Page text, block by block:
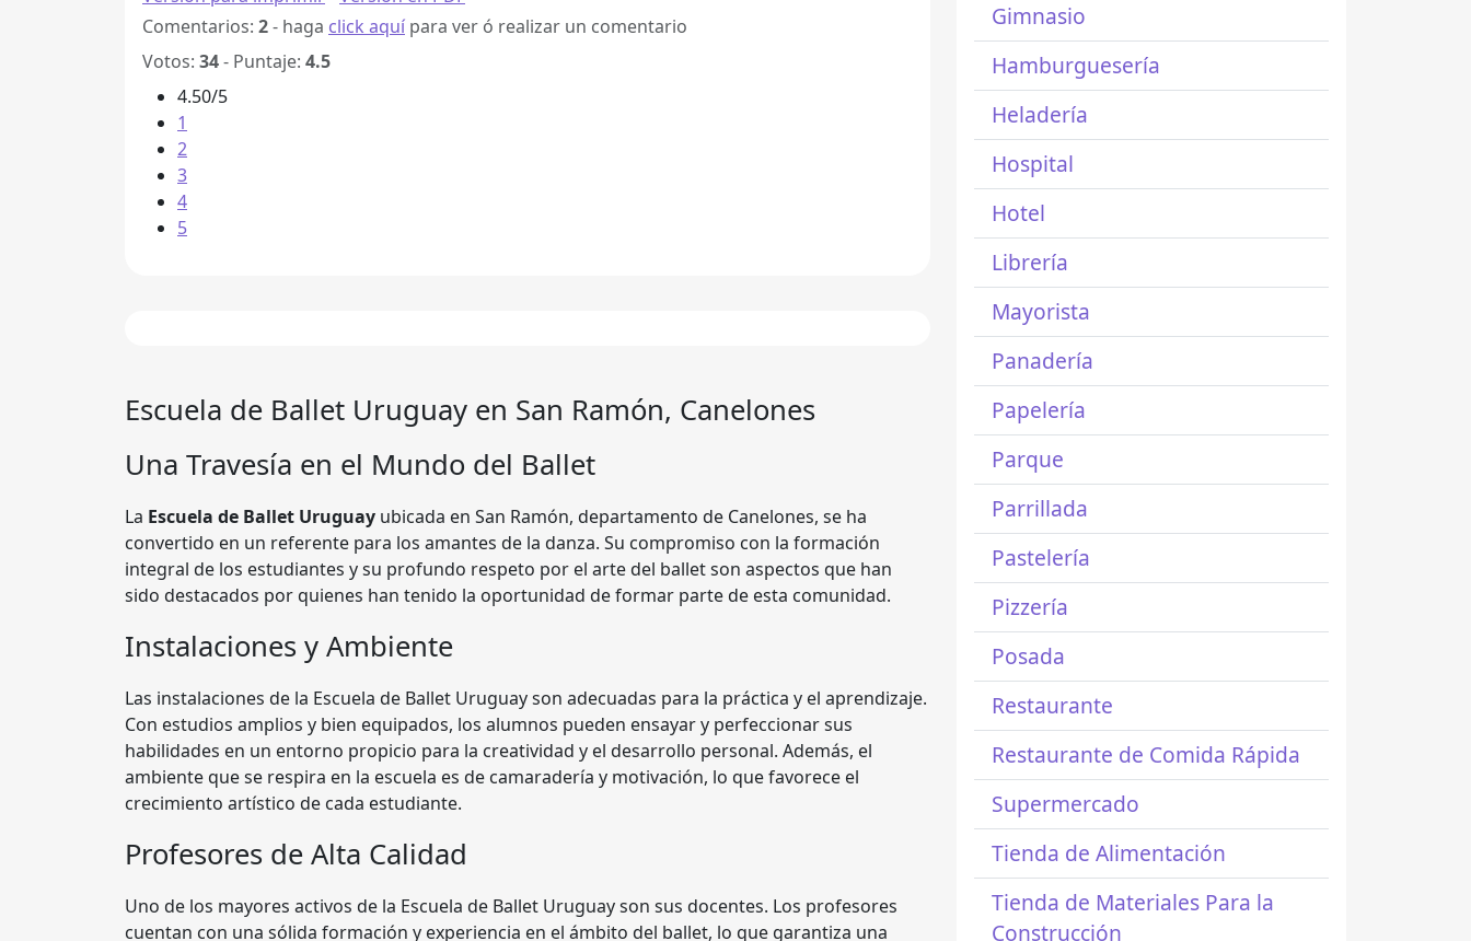
Comentarios: 2- haga click aquí para ver ó realizar un comentario
Votos: 34- Puntaje: 4.5
4.50/5
1
2
3
4
5
Escuela de Ballet Uruguay en San Ramón, Canelones
Una Travesía en el Mundo del Ballet
La Escuela de Ballet Uruguay ubicada en San Ramón, departamento de Canelones, se ha
convertido en un referente para los amantes de la danza. Su compromiso con la formación
integral de los estudiantes y su profundo respeto por el arte del ballet son aspectos que han
sido destacados por quienes han tenido la oportunidad de formar parte de esta comunidad.
Instalaciones y Ambiente
Las instalaciones de la Escuela de Ballet Uruguay son adecuadas para la práctica y el aprendizaje.
Con estudios amplios y bien equipados, los alumnos pueden ensayar y perfeccionar sus
habilidades en un entorno propicio para la creatividad y el desarrollo personal. Además, el
ambiente que se respira en la escuela es de camaradería y motivación, lo que favorece el
crecimiento artístico de cada estudiante.
Profesores de Alta Calidad
Uno de los mayores activos de la Escuela de Ballet Uruguay son sus docentes. Los profesores
cuentan con una sólida formación y experiencia en el ámbito del ballet, lo que garantiza una
Gimnasio
Hamburguesería
Heladería
Hospital
Hotel
Librería
Mayorista
Panadería
Papelería
Parque
Parrillada
Pastelería
Pizzería
Posada
Restaurante
Restaurante de Comida Rápida
Supermercado
Tienda de Alimentación
Tienda de Materiales Para la
Construcción